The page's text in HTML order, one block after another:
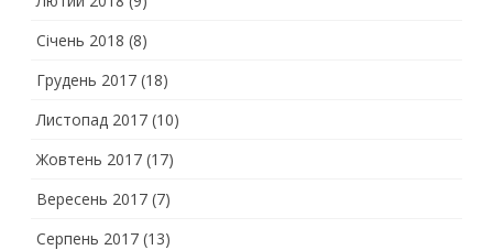
Січень 2018 (8)
Грудень 2017 (18)
Листопад 2017 (10)
Жовтень 2017 (17)
Вересень 2017 (7)
Серпень 2017 (13)